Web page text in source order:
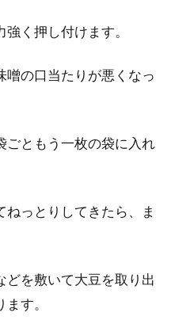
く押し付けます。
噌の口当たりが悪くなっ
ごともう一枚の袋に入れ
っとりしてきたら、ま
どを敷いて大豆を取り出
す。